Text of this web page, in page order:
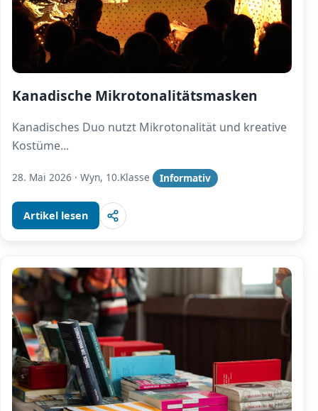
Kanadische Mikrotonalitätsmasken
Kanadisches Duo nutzt Mikrotonalität und kreative
Kostüme...
28. Mai 2026 · Wyn, 10.Klasse Informativ
Artikel lesen